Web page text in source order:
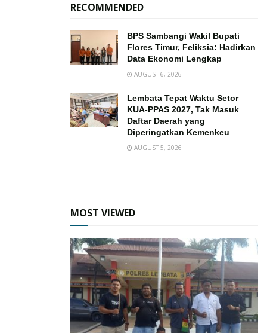
RECOMMENDED
BPS Sambangi Wakil Bupati
Flores Timur, Feliksia: Hadirkan
Data Ekonomi Lengkap
AUGUST 6, 2026
Lembata Tepat Waktu Setor
KUA-PPAS 2027, Tak Masuk
Daftar Daerah yang
Diperingatkan Kemenkeu
AUGUST 5, 2026
MOST VIEWED